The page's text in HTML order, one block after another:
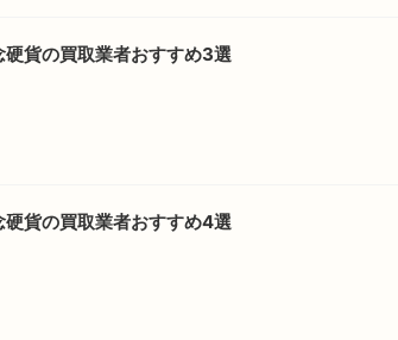
硬貨の買取業者おすすめ3選
硬貨の買取業者おすすめ4選